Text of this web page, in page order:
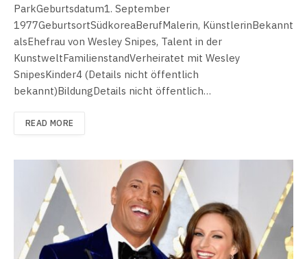
ParkGeburtsdatum1. September
1977GeburtsortSüdkoreaBerufMalerin, KünstlerinBekannt
alsEhefrau von Wesley Snipes, Talent in der
KunstweltFamilienstandVerheiratet mit Wesley
SnipesKinder4 (Details nicht öffentlich
bekannt)BildungDetails nicht öffentlich…
READ MORE